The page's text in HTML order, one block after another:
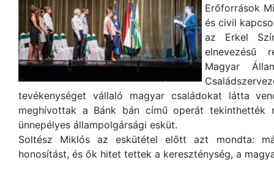
Erőforrások
és civil
az Erkel
elnevezésű
Magyar
tevékenységet vállaló magyar családokat látta
meghívottak a Bánk bán című operát
ünnepélyes állampolgársági esküt.
Soltész Miklós az eskütétel előtt azt mondta:
honosítást, és ők hitet tettek a kereszténység, a